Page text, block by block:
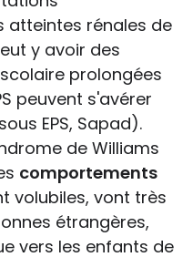
atteintes rénales de
y avoir des
prolongées
peuvent s'avérer
EPS, Sapad).
de Williams
comportements
volubiles, vont très
étrangères,
vers les enfants de